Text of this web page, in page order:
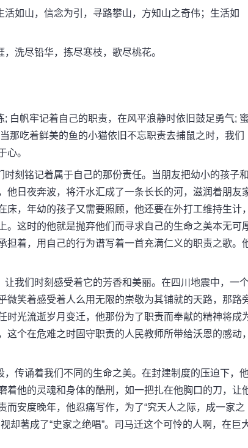
如山，信念为引，寻路攀山，方知山之奇伟；生活如
洗尽铅华，拣尽寒枝，歌尽桃花。
帆牢记着自己的职责，在风平浪静时依旧鼓足勇气; 蜜
那吃着鲜美的鱼的小猫依旧不忘职责去捕鼠之时，我们
。
刻铭记着属于自己的那份责任。当朋友把幼小的孩子和
日夜奔波，将汗水汇成了一条长长的河，滋润着朋友
，年幼的孩子又需要照顾，他还要在外打工维持生计，
。这时的他就是抛弃他们而寻求自己的生命之美本无可
担着，用自己的行为谱写着一首充满仁义的职责之歌。
我们时刻感受着它的芳香和美丽。在四川地震中，一
微笑着感受着人么用无限的崇敬为其铺就的天路，那路
光流逝岁月变迁，他那份为了职责而奉献的精神将成
个在危难之时固守职责的人民教师所带给沃恩的感动，
传诵着我们不同的生命之美。在封建制度的压迫下，
着他的灵魂和身体的酷刑，如一把扎在他胸口的刀，让
安度晚年，他忍痛写作，为了“究天人之际，成一家之
却著成了“史家之绝唱”。司马迁这个可怜的人啊，在巨